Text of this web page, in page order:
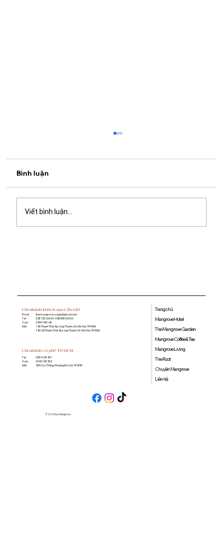
Bình luận
Viết bình luận...
Chi nhánh khách sạn Cần Giờ
Email:
Tel:
Zalo:
Add:
themangrovecangio@gmail.com
028 730 333 63 - 028 888 333 63
0789 198 146
146 Thạnh Thới, Ấp Long Thạnh, Xã Cần Giờ, TP. HCM
146/22 Thạnh Thới, Ấp Long Thạnh, Xã Cần Giờ, TP. HCM
Trang chủ
Mangrove Hotel
The Mangrove Garden
Mangrove Coffee & Tea
Mangrove Living
The Root
Chuyện Mangrove
Liên hệ
Chi nhánh cà phê TP.HCM
Tel:
Zalo:
Add:
0387 629 297
0343 158 252
29A Cao Thắng, Phường Bàn Cờ, TP. HCM
© 2025 by Mangrove